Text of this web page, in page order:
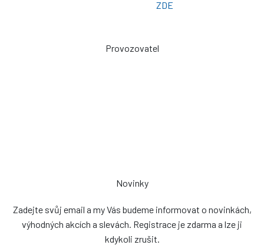
ZDE
Provozovatel
Novinky
Zadejte svůj email a my Vás budeme informovat o novinkách,
výhodných akcích a slevách. Registrace je zdarma a lze ji
kdykoli zrušit.